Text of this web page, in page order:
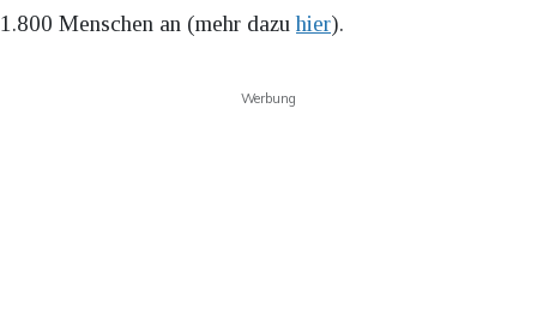
1.800 Menschen an (mehr dazuhier).
Werbung